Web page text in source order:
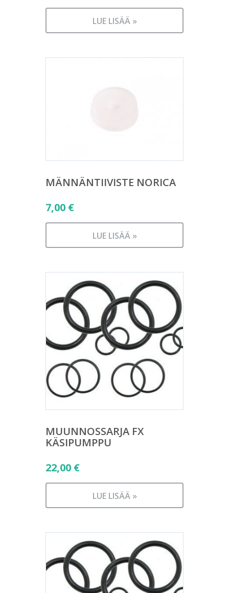
LUE LISÄÄ »
MÄNNÄNTIIVISTE NORICA
7,00 €
LUE LISÄÄ »
MUUNNOSSARJA FX
KÄSIPUMPPU
22,00 €
LUE LISÄÄ »